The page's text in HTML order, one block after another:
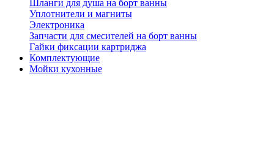
Шланги для душа на борт ванны
Уплотнители и магниты
Электроника
Запчасти для смесителей на борт ванны
Гайки фиксации картриджа
Комплектующие
Мойки кухонные